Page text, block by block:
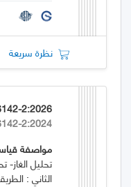
نظرة سريعة
2:2026
2:2024
مواصفة
تحليل الغاز-
الثاني :